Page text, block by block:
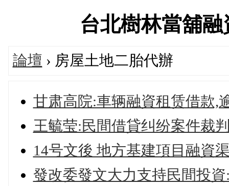
台北樹林當舖
論壇 › 房屋土地二胎代辦
甘肃高院:車辆融資租赁借款,
王毓莹:民間借貸纠纷案件裁
14号文後 地方基建項目融資
發改委發文大力支持民間投